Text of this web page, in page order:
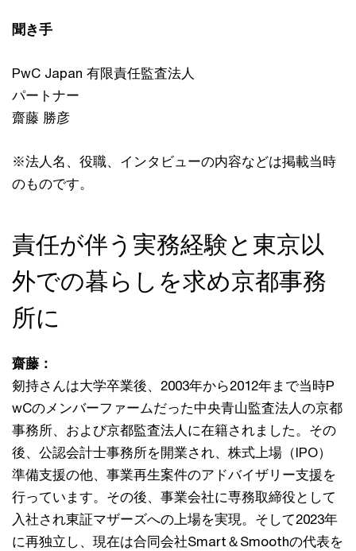
聞き手
PwC Japan 有限責任監査法人
パートナー
齋藤 勝彦
※法人名、役職、インタビューの内容などは掲載当時
のものです。
責任が伴う実務経験と東京以
外での暮らしを求め京都事務
所に
齋藤：
剱持さんは大学卒業後、2003年から2012年まで当時P
wCのメンバーファームだった中央青山監査法人の京都
事務所、および京都監査法人に在籍されました。その
後、公認会計士事務所を開業され、株式上場（IPO）
準備支援の他、事業再生案件のアドバイザリー支援を
行っています。その後、事業会社に専務取締役として
入社され東証マザーズへの上場を実現。そして2023年
に再独立し、現在は合同会社Smart＆Smoothの代表を